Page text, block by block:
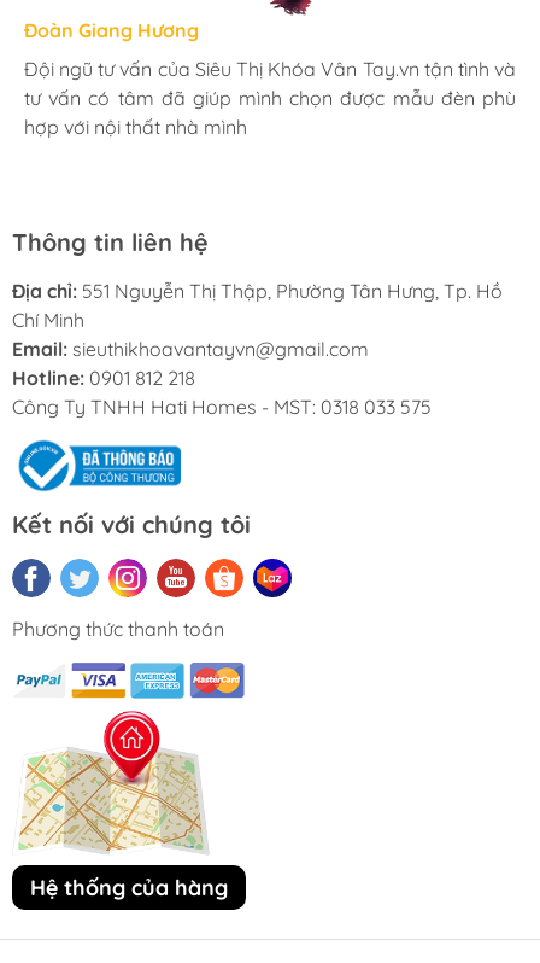
Hương Suri
Mình rất ưng khi đến Siêu Thị Khóa Vân Tay.vn. Ở đây
có rất nhiều mặt hàng phong phú, tha hồ lựa chọn.
Nhân viên chuyên nghiệp, nhiệt tình. Chúc Hati ngày
Đoàn Giang Hương
Đội ngũ tư vấn của Siêu Thị Khóa Vân Tay.vn tận tình và
tư vấn có tâm đã giúp mình chọn được mẫu đèn phù
hợp với nội thất nhà mình
Ngọc Anh
Mua đèn tại Siêu Thị Khóa Vân Tay.vn mình hoàn toàn
yên tâm với chính sách bảo hành 24 tháng tại nhà. Bạn
kĩ thuật lắp đặt rất cận thận và chu đáo
Thông tin liên hệ
Địa chỉ: 551 Nguyễn Thị Thập, Phường Tân Hưng, Tp. Hồ
Chí Minh
Email: sieuthikhoavantayvn@gmail.com
Hotline: 0901 812 218
Công Ty TNHH Hati Homes - MST: 0318 033 575
Kết nối với chúng tôi
Phương thức thanh toán
Hệ thống của hàng